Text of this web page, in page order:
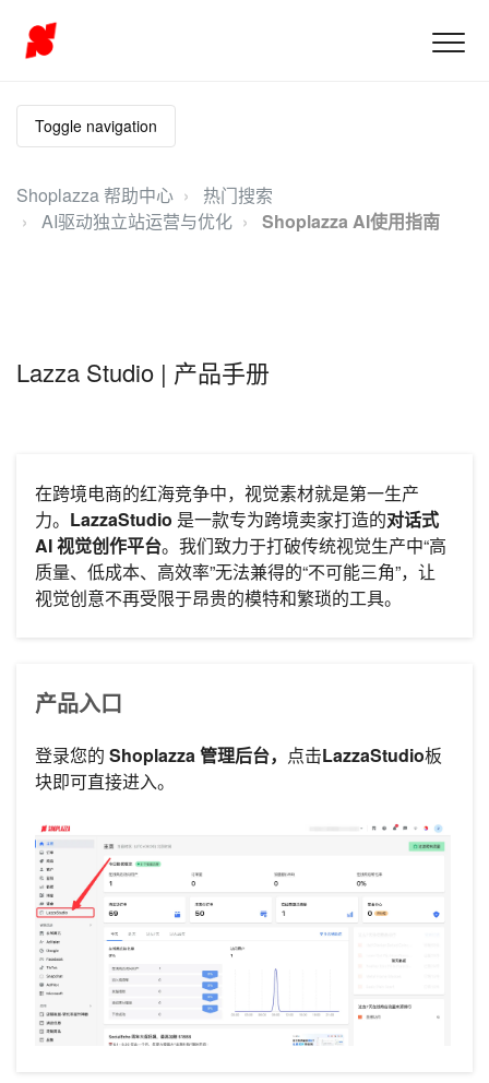
Toggle navigation
Shoplazza 帮助中心
热门搜索
AI驱动独立站运营与优化
Shoplazza AI使用指南
Lazza Studio | 产品手册
在跨境电商的红海竞争中，视觉素材就是第一生产
力。 LazzaStudio 是一款专为跨境卖家打造的对话式
AI 视觉创作平台。我们致力于打破传统视觉生产中“高
质量、低成本、高效率”无法兼得的“不可能三角”，让
视觉创意不再受限于昂贵的模特和繁琐的工具。
产品入口
登录您的 Shoplazza 管理后台， 点击LazzaStudio板
块即可直接进入。